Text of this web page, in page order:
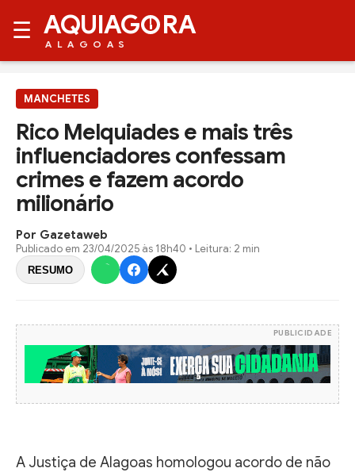
☰ AQUIAG RA
ALAGOAS
MANCHETES
Rico Melquiades e mais três
influenciadores confessam
crimes e fazem acordo
milionário
Por Gazetaweb
Publicado em 23/04/2025 às 18h40 • Leitura: 2 min
RESUMO
PUBLICIDADE
A Justiça de Alagoas homologou acordo de não